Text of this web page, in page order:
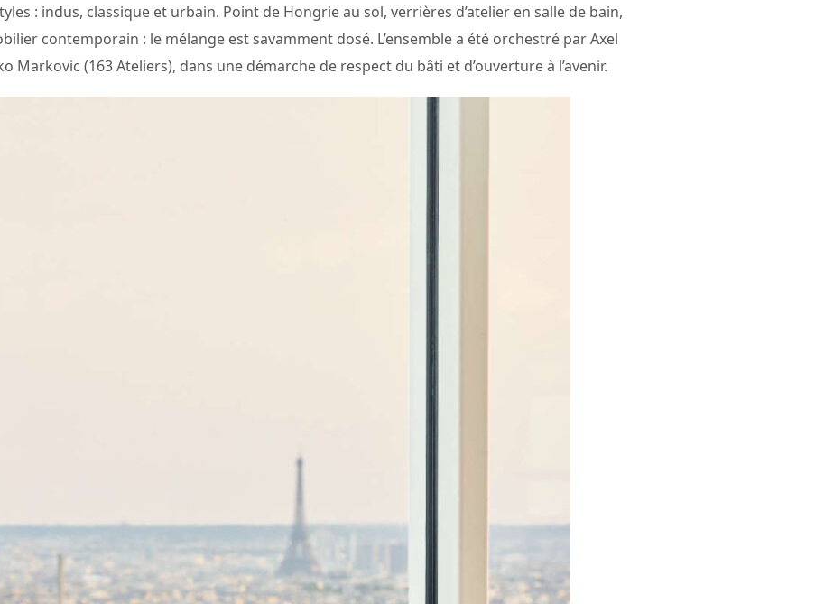
: indus, classique et urbain. Point de Hongrie au sol, verrières d’atelier en salle de bain,
contemporain : le mélange est savamment dosé. L’ensemble a été orchestré par Axel
Markovic (163 Ateliers), dans une démarche de respect du bâti et d’ouverture à l’avenir.